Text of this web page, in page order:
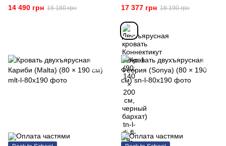
190 см, Bonnel, деревянный
массив, ольха)
14 490 грн 16 180 грн
200 см, черный бархат)
17 377 грн 18 190 грн